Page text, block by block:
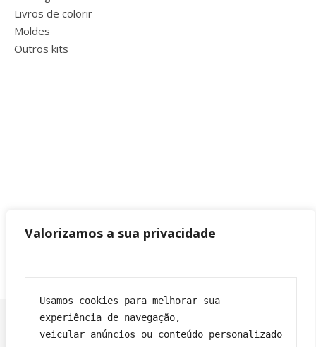
Valorizamos a sua privacidade
Usamos cookies para melhorar sua
experiência de navegação,
veicular anúncios ou conteúdo personalizado
Livros de colorir
Moldes
Outros kits